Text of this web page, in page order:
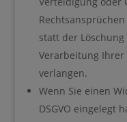
statt der
Verarbeitung Ihrer
verlangen.
Wenn Sie einen
DSGVO eingelegt